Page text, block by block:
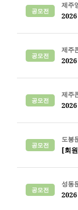
공모전
제주
공모전
제주
공모전
제주
공모전
도봉
[회
공모전
성동